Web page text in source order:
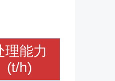
理能力
(t/h)